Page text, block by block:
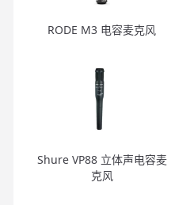
RODE M3 电容麦克风
Shure VP88 立体声电容麦
克风